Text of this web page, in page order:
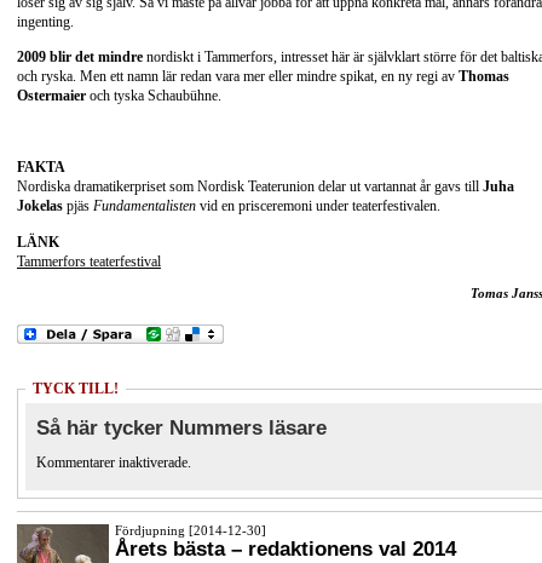
ingenting.
2009 blir det mindre nordiskt i Tammerfors, intresset här är självklart större för det
och ryska. Men ett namn lär redan vara mer eller mindre spikat, en ny regi av Thomas
Ostermaier och tyska Schaubühne.
FAKTA
Nordiska dramatikerpriset som Nordisk Teaterunion delar ut vartannat år gavs till Juha
Jokelas pjäs Fundamentalisten vid en prisceremoni under teaterfestivalen.
LÄNK
Tammerfors teaterfestival
Tomas
TYCK TILL!
Så här tycker Nummers läsare
Kommentarer inaktiverade.
Fördjupning [2014-12-30]
Årets bästa – redaktionens val 2014